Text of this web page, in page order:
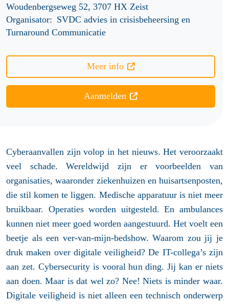
Woudenbergseweg 52, 3707 HX Zeist
Organisator: SVDC advies in crisisbeheersing en
Turnaround Communicatie
Meer info
Aanmelden
Cyberaanvallen zijn volop in het nieuws. Het veroorzaakt
veel schade. Wereldwijd zijn er voorbeelden van
organisaties, waaronder ziekenhuizen en huisartsenposten,
die stil komen te liggen. Medische apparatuur is niet meer
bruikbaar. Operaties worden uitgesteld. En ambulances
kunnen niet meer goed worden aangestuurd. Het voelt een
beetje als een ver-van-mijn-bedshow. Waarom zou jij je
druk maken over digitale veiligheid? De IT-collega’s zijn
aan zet. Cybersecurity is vooral hun ding. Jij kan er niets
aan doen. Maar is dat wel zo? Nee! Niets is minder waar.
Digitale veiligheid is niet alleen een technisch onderwerp